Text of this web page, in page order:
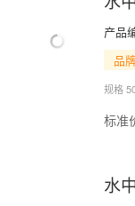
产品
品
规格
标准
水